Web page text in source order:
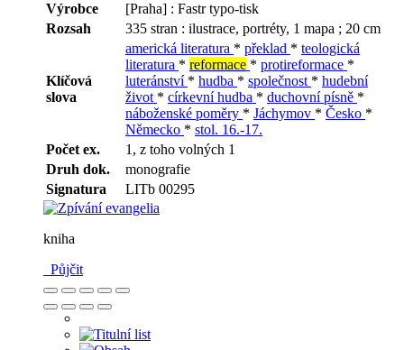
Výrobce
[Praha] : Fastr typo-tisk
Rozsah
335 stran : ilustrace, portréty, 1 mapa ; 20 cm
Klíčová
slova
americká literatura * překlad * teologická
literatura * reformace * protireformace *
luteránství * hudba * společnost * hudební
život * církevní hudba * duchovní písně *
náboženské poměry * Jáchymov * Česko *
Německo * stol. 16.-17.
Počet ex.
1, z toho volných 1
Druh dok.
monografie
Signatura
LITb 00295
kniha
Půjčit